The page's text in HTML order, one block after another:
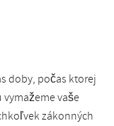
doby, počas ktorej
vaše
zákonných